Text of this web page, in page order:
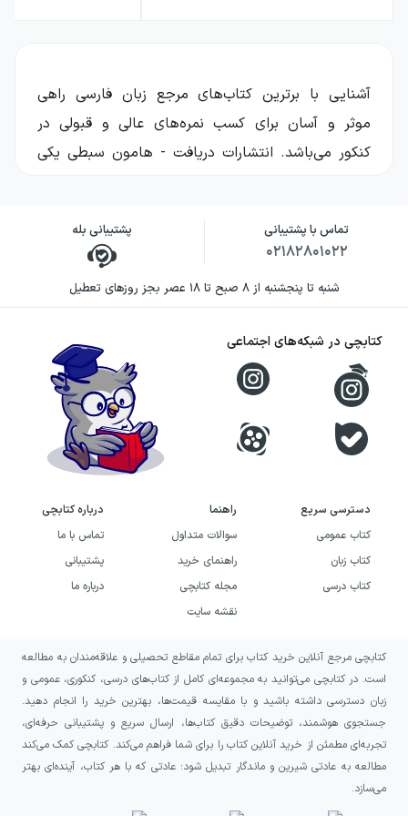
آشنایی با برترین کتاب‌های مرجع زبان فارسی راهی
موثر و آسان برای کسب نمره‌های عالی و قبولی در
کنکور می‌باشد. انتشارات دریافت - هامون سبطی یکی
آیا انتشارات دریافت - هامون سبطی را
می‌شناسید
انتشارات دریافت - هامون سبطی بزرگ‌ترین بانک معتبر
دبیرستان می‌باشد. اینکه کدام کتاب‌ها را به عنوان
کتاب کمک درسی یا کتاب تست برای کنکور برگزینیم از
اهمیت بالایی برخوردار است چرا که یک کتاب همه چیز
تمام کمک آموزشی علاوه بر درسنامه استاندارد کمک
آموزشی به شما درست خواندن، درست تست زدن و در
نهایت کسب نمره‌های عالی در مدرسه یا آزمون کنکور را
هدیه خواهد نمود.
انتشارات دریافت یک مرجع عالی برای خرید اینترنتی
کتاب‌های کمک آموزشی نظیر تناسب مفهومی و قرابت
فارسی در آزمون سراسری، بیست زبان و ادبیات فارسی،
پرسش‌های چهارگزینه‌های زبان و ادبیات فارسی و اتاق
تمرین زبان فارسی است. کتاب‌های نام برده شده به
دانش آموزان کمک می‌کنند تا نحوه درست خواندن
شعر را بیاموزند، با لغت‌های جدید آشنا شوند و بسیاری
از تست‌های مفهومی و غافلگیر کننده آزمون سراسری را
تماس با پشتیبانی
۰۲۱۸۲۸۰۱۰۲۲
پشتیبانی بله
شنبه تا پنجشنبه از ۸ صبح تا ۱۸ عصر بجز روزهای تعطیل
دسترسی سریع
کتاب عمومی
کتاب زبان
کتاب درسی
راهنما
سوالات متداول
راهنمای خرید
مجله کتابچی
نقشه سایت
درباره کتابچی
تماس با ما
پشتیبانی
درباره ما
کتابچی در شبکه‌های اجتماعی
کتابچی مرجع آنلاین خرید کتاب برای تمام مقاطع تحصیلی و علاقه‌مندان به مطالعه
است. در کتابچی می‌توانید به مجموعه‌ای کامل از کتاب‌های درسی، کنکوری، عمومی و
زبان دسترسی داشته باشید و با مقایسه قیمت‌ها، بهترین خرید را انجام دهید.
جستجوی هوشمند، توضیحات دقیق کتاب‌ها، ارسال سریع و پشتیبانی حرفه‌ای،
تجربه‌ای مطمئن از خرید آنلاین کتاب را برای شما فراهم می‌کند. کتابچی کمک می‌کند
مطالعه به عادتی شیرین و ماندگار تبدیل شود؛ عادتی که با هر کتاب، آینده‌ای بهتر
می‌سازد.